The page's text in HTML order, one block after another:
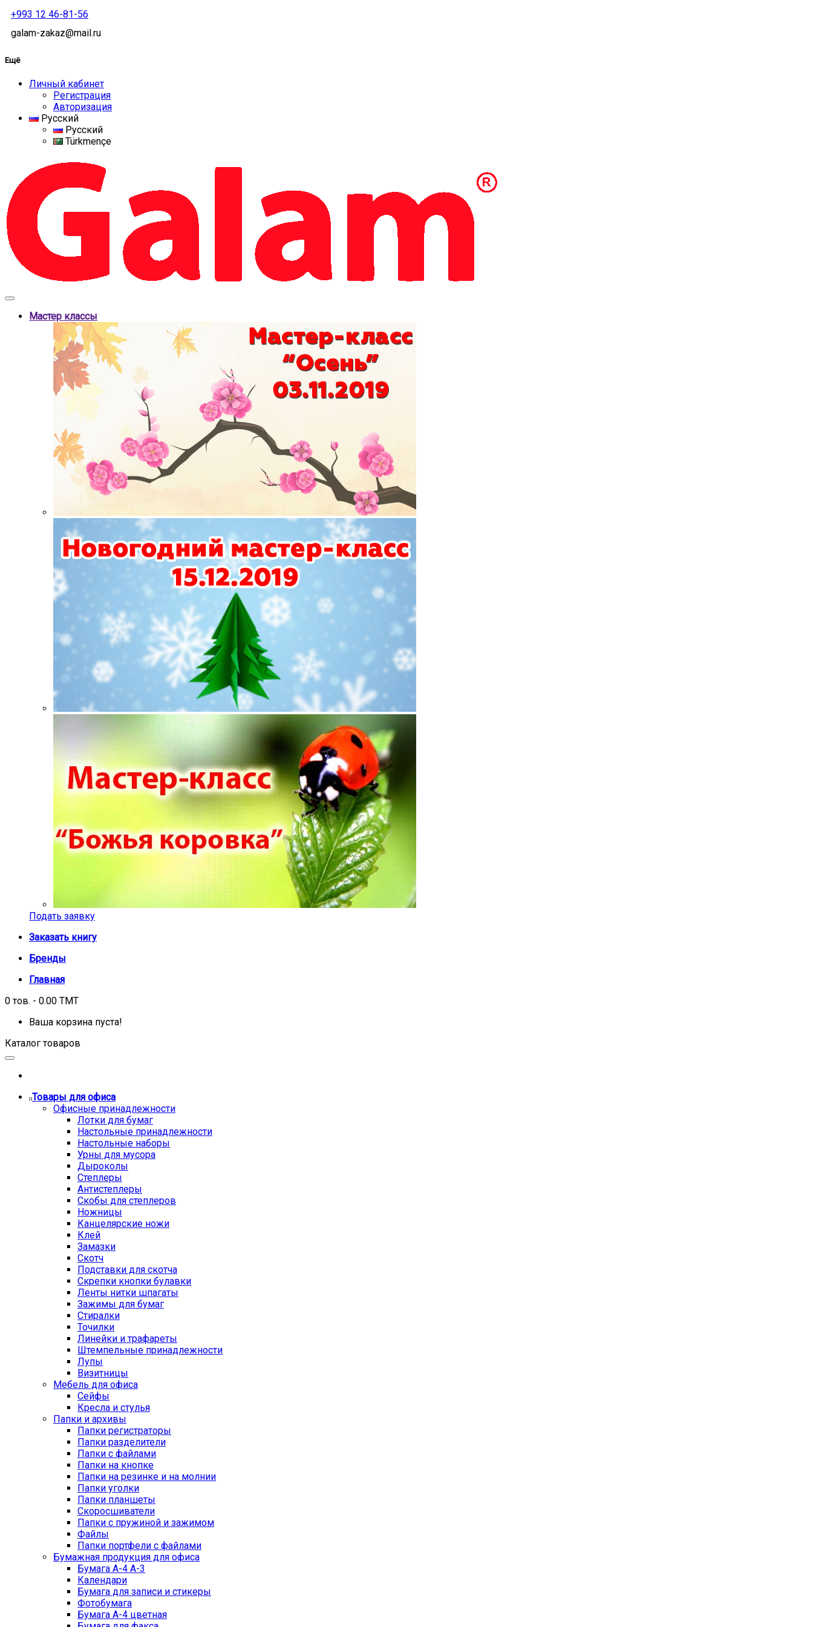
+993 12 46-81-56
galam-zakaz@mail.ru
Ещё
Личный кабинет
Регистрация
Авторизация
Русский
Русский
Türkmençe
Мастер классы
Подать заявку
Заказать книгу
Бренды
Главная
0 тов. - 0.00 TMT
Ваша корзина пуста!
Каталог товаров
Товары для офиса
Офисные принадлежности
Лотки для бумаг
Настольные принадлежности
Настольные наборы
Урны для мусора
Дыроколы
Степлеры
Антистеплеры
Скобы для степлеров
Ножницы
Канцелярские ножи
Клей
Замазки
Скотч
Подставки для скотча
Скрепки кнопки булавки
Ленты нитки шпагаты
Зажимы для бумаг
Стиралки
Точилки
Линейки и трафареты
Штемпельные принадлежности
Лупы
Визитницы
Мебель для офиса
Сейфы
Кресла и стулья
Папки и архивы
Папки регистраторы
Папки разделители
Папки с файлами
Папки на кнопке
Папки на резинке и на молнии
Папки уголки
Папки планшеты
Скоросшиватели
Папки с пружиной и зажимом
Файлы
Папки портфели с файлами
Бумажная продукция для офиса
Бумага А-4 А-3
Календари
Бумага для записи и стикеры
Фотобумага
Бумага А-4 цветная